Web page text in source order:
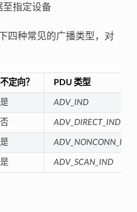
至指定设备
四种常见的广播类型，对
不定向？ PDU 类型
是 ADV_IND
否 ADV_DIRECT_IND
是 ADV_NONCONN_IND
是 ADV_SCAN_IND